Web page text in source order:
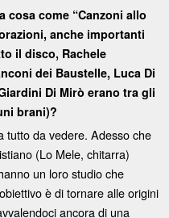
cosa come “Canzoni allo
anche importanti
il disco, Rachele
dei Baustelle, Luca Di
Di Mirò erano tra gli
brani)?
tutto da vedere. Adesso che
(Lo Mele, chitarra)
un loro studio che
è di tornare alle origini
ancora di una